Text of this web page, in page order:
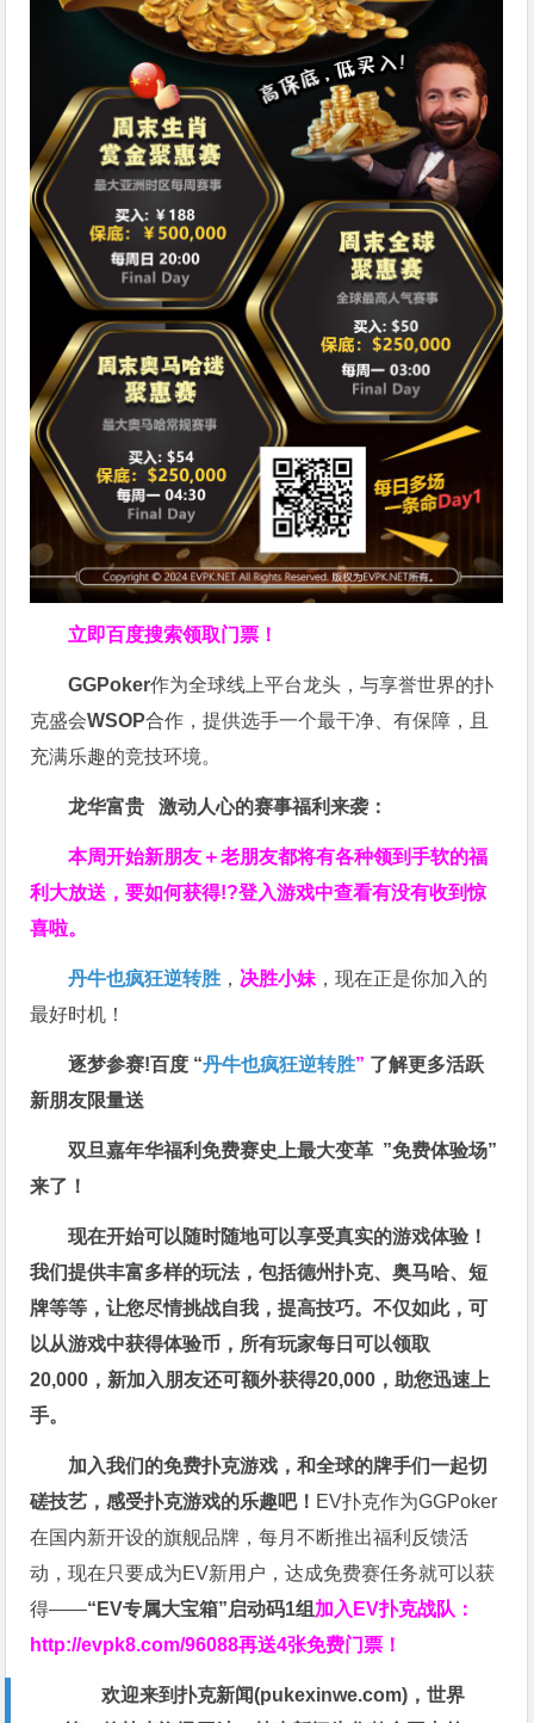
立即百度搜索领取门票！
GGPoker作为全球线上平台龙头，与享誉世界的扑
克盛会WSOP合作，提供选手一个最干净、有保障，且
充满乐趣的竞技环境。
龙华富贵 激动人心的赛事福利来袭：
本周开始新朋友＋老朋友都将有各种领到手软的福
利大放送，要如何获得!?登入游戏中查看有没有收到惊
喜啦。
丹牛也疯狂逆转胜 ， 决胜小妹 ，现在正是你加入的
最好时机！
逐梦参赛!百度 “丹牛也疯狂逆转胜” 了解更多活跃
新朋友限量送
双旦嘉年华福利免费赛史上最大变革 ”免费体验场”
来了！
现在开始可以随时随地可以享受真实的游戏体验！
我们提供丰富多样的玩法，包括德州扑克、奥马哈、短
牌等等，让您尽情挑战自我，提高技巧。不仅如此，可
以从游戏中获得体验币，所有玩家每日可以领取
20,000，新加入朋友还可额外获得20,000，助您迅速上
手。
加入我们的免费扑克游戏，和全球的牌手们一起切
磋技艺，感受扑克游戏的乐趣吧！ EV扑克作为GGPoker
在国内新开设的旗舰品牌，每月不断推出福利反馈活
动，现在只要成为EV新用户，达成免费赛任务就可以获
得——“EV专属大宝箱”启动码1组 加入EV扑克战队：
http://evpk8.com/96088再送4张免费门票！
欢迎来到扑克新闻(pukexinwe.com)，世界